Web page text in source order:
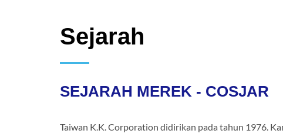
Sejarah
SEJARAH MEREK - COSJAR
Taiwan K.K. Corporation didirikan pada tahun 1976.